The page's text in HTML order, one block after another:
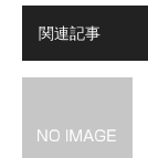
関連記事